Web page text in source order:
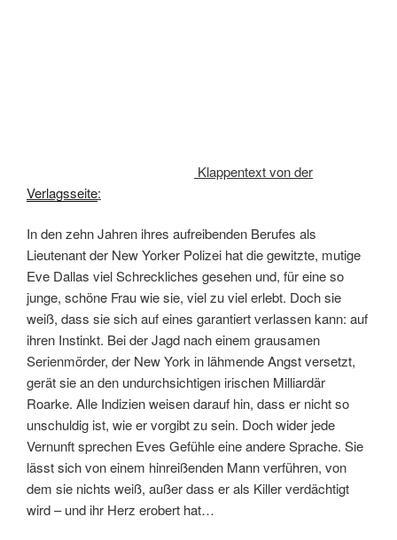
Klappentext von der
Verlagsseite:
In den zehn Jahren ihres aufreibenden Berufes als
Lieutenant der New Yorker Polizei hat die gewitzte, mutige
Eve Dallas viel Schreckliches gesehen und, für eine so
junge, schöne Frau wie sie, viel zu viel erlebt. Doch sie
weiß, dass sie sich auf eines garantiert verlassen kann: auf
ihren Instinkt. Bei der Jagd nach einem grausamen
Serienmörder, der New York in lähmende Angst versetzt,
gerät sie an den undurchsichtigen irischen Milliardär
Roarke. Alle Indizien weisen darauf hin, dass er nicht so
unschuldig ist, wie er vorgibt zu sein. Doch wider jede
Vernunft sprechen Eves Gefühle eine andere Sprache. Sie
lässt sich von einem hinreißenden Mann verführen, von
dem sie nichts weiß, außer dass er als Killer verdächtigt
wird – und ihr Herz erobert hat…